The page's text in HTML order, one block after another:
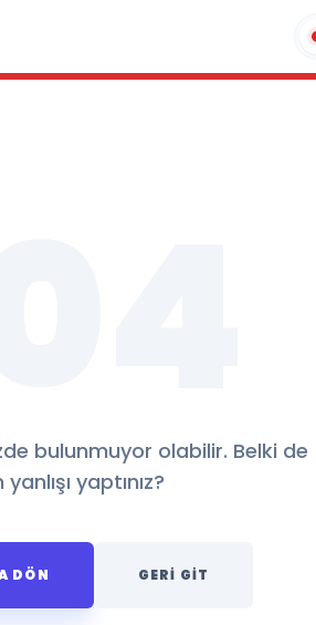
bulunmuyor olabilir. Belki de
yaptınız?
DÖN GERI GIT